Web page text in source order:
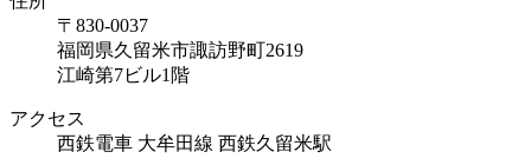
〒830-0037
福岡県久留米市諏訪野町2619
江崎第7ビル1階
アクセス
西鉄電車 大牟田線 西鉄久留米駅